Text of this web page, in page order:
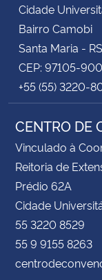
Cidade
Bairro Camobi
Santa Maria - RS
CEP: 97105-900
+55 (55) 3220-
CENTRO DE
Vinculado à
Reitoria de
Prédio 62A
Cidade
55 3220 8529
55 9 9155 8263